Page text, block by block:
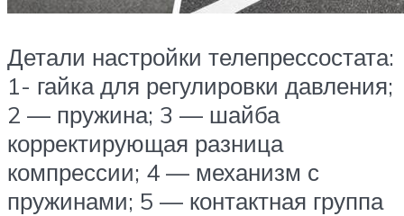
Детали настройки телепрессостата:
1- гайка для регулировки давления;
2 — пружина; 3 — шайба
корректирующая разница
компрессии; 4 — механизм с
пружинами; 5 — контактная группа